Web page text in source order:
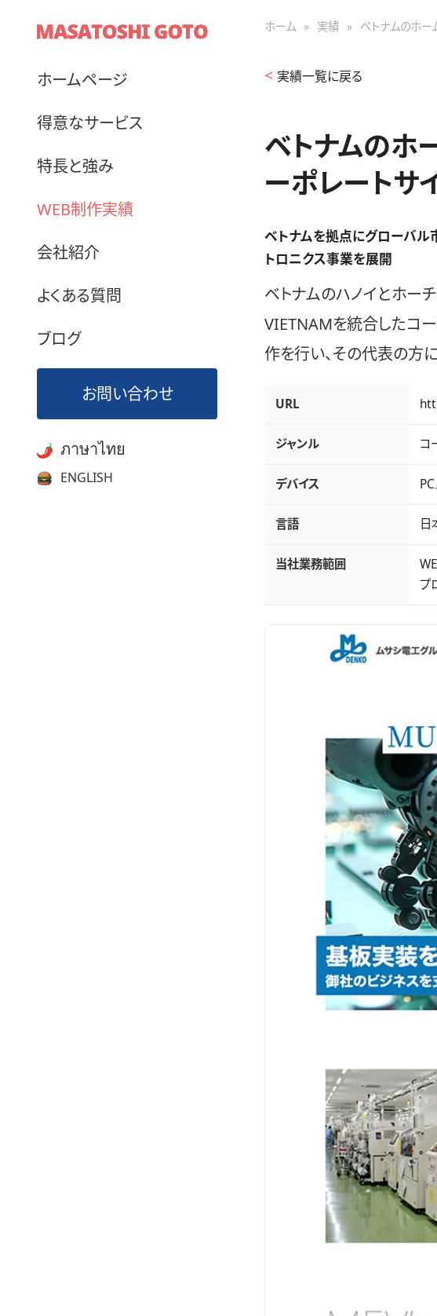
ホーム » 実績 » ベトナムのホ
実績一覧に戻る
ベトナムの
ーポレートサ
ベトナムを拠点にグローバル
トロニクス事業を展開
ベトナムのハノイとホー
VIETNAMを統合したコ
作を行い、その代表の方
URL
ジャンル コ
デバイス
言語 日
当社業務範囲
プ
ホームページ
得意なサービス
特長と強み
WEB制作実績
会社紹介
よくある質問
ブログ
お問い合わせ
ภาษาไทย
ENGLISH